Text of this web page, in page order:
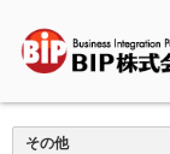
その他